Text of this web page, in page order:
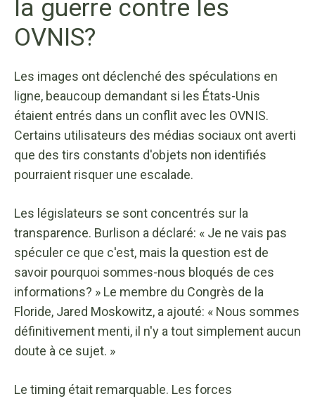
la guerre contre les
OVNIS?
Les images ont déclenché des spéculations en
ligne, beaucoup demandant si les États-Unis
étaient entrés dans un conflit avec les OVNIS.
Certains utilisateurs des médias sociaux ont averti
que des tirs constants d'objets non identifiés
pourraient risquer une escalade.
Les législateurs se sont concentrés sur la
transparence. Burlison a déclaré: « Je ne vais pas
spéculer ce que c'est, mais la question est de
savoir pourquoi sommes-nous bloqués de ces
informations? » Le membre du Congrès de la
Floride, Jared Moskowitz, a ajouté: « Nous sommes
définitivement menti, il n'y a tout simplement aucun
doute à ce sujet. »
Le timing était remarquable. Les forces